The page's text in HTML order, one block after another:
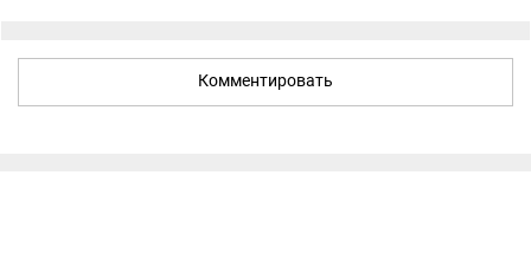
Комментировать